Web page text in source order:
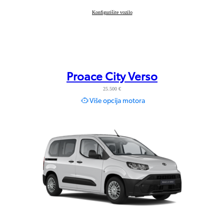
Proace City:
Konfigurišite vozilo
Proace City Verso
25.500 €
Više opcija motora